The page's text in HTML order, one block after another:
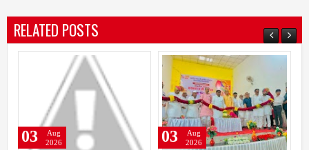
RELATED POSTS
Aug
2026
03
Aug
2026